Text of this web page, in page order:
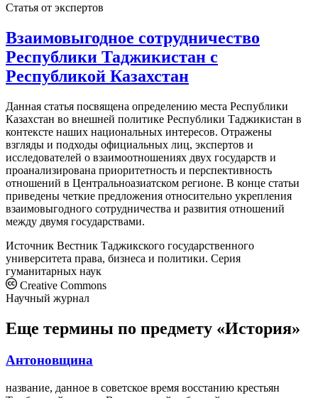
Статья от экспертов
Взаимовыгодное сотрудничество
Республики Таджикистан с
Республикой Казахстан
Данная статья посвящена определению места Республики
Казахстан во внешней политике Республики Таджикистан в
контексте наших национальных интересов. Отражены
взгляды и подходы официальных лиц, экспертов и
исследователей о взаимоотношениях двух государств и
проанализирована приоритетность и перспективность
отношений в Центральноазиатском регионе. В конце статьи
приведены четкие предложения относительно укрепления
взаимовыгодного сотрудничества и развития отношений
между двумя государствами.
Источник Вестник Таджикского государственного
университета права, бизнеса и политики. Серия
гуманитарных наук
Creative Commons
Научный журнал
Еще термины по предмету «История»
Антоновщина
название, данное в советское время восстанию крестьян